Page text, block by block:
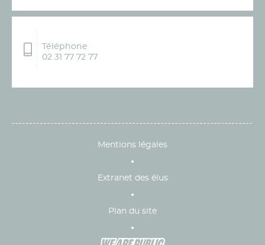
Téléphone
02 31 77 72 77
Mentions légales
Extranet des élus
Plan du site